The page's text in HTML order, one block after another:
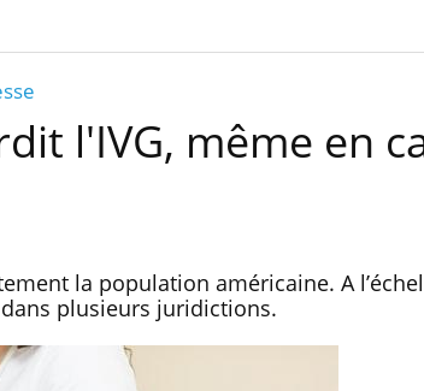
l'IVG, même en
la population américaine. A
plusieurs juridictions.